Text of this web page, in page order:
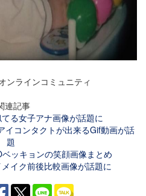
ンラインコミュニティ
連記事
る女子アナ画像が話題に
イコンタクトが出来るGif動画が話
題
ッキョンの笑顔画像まとめ
イク前後比較画像が話題に